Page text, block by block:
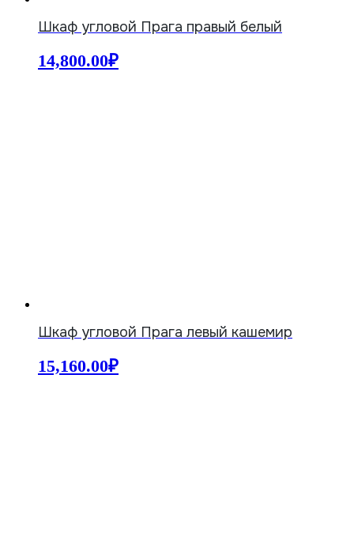
Шкаф угловой Прага правый белый
14,800.00₽
Шкаф угловой Прага левый кашемир
15,160.00₽